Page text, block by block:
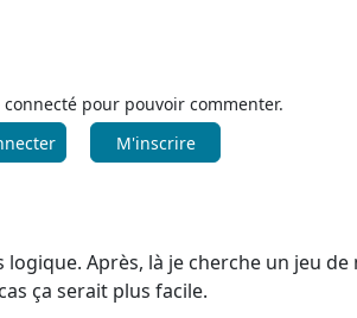
connecté pour pouvoir commenter.
M'inscrire
Après, là je cherche un jeu
ça serait plus facile.